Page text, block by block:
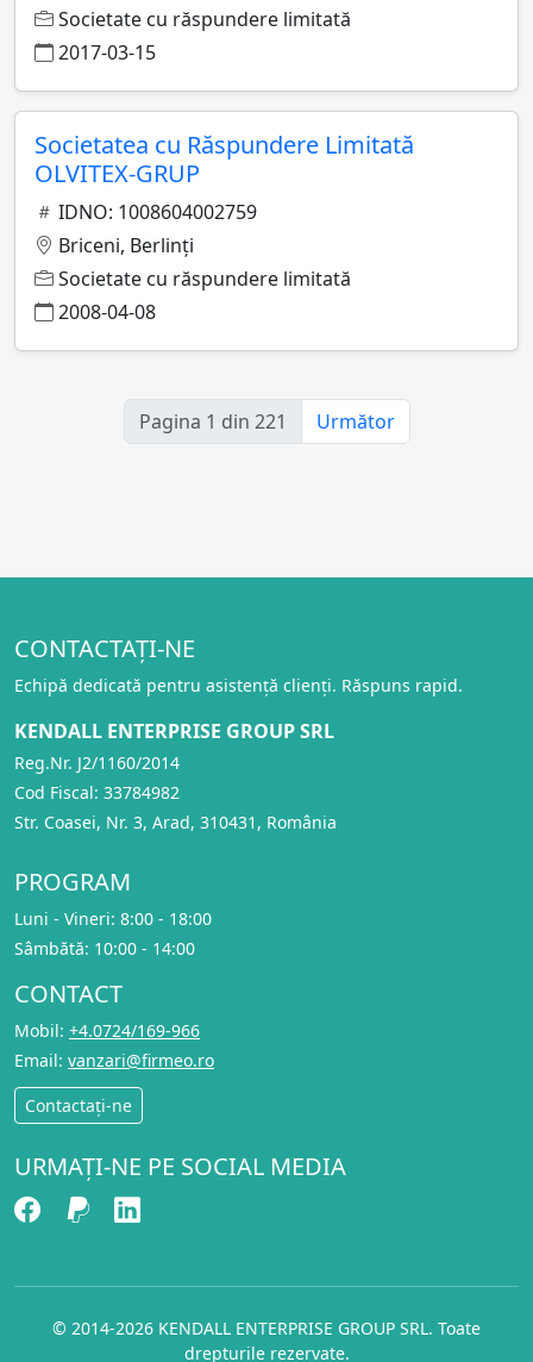
Societate cu răspundere limitată
2017-03-15
Societatea cu Răspundere Limitată
OLVITEX-GRUP
IDNO: 1008604002759
Briceni, Berlinţi
Societate cu răspundere limitată
2008-04-08
Pagina 1 din 221 Următor
CONTACTAȚI-NE
Echipă dedicată pentru asistență clienți. Răspuns rapid.
KENDALL ENTERPRISE GROUP SRL
Reg.Nr. J2/1160/2014
Cod Fiscal: 33784982
Str. Coasei, Nr. 3, Arad, 310431, România
PROGRAM
Luni - Vineri: 8:00 - 18:00
Sâmbătă: 10:00 - 14:00
CONTACT
Mobil: +4.0724/169-966
Email: vanzari@firmeo.ro
Contactați-ne
URMAȚI-NE PE SOCIAL MEDIA
© 2014-2026 KENDALL ENTERPRISE GROUP SRL. Toate
drepturile rezervate.